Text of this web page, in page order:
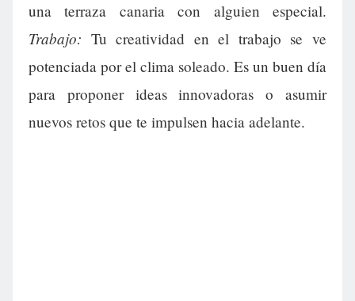
una terraza canaria con alguien especial.
Trabajo: Tu creatividad en el trabajo se ve
potenciada por el clima soleado. Es un buen día
para proponer ideas innovadoras o asumir
nuevos retos que te impulsen hacia adelante.